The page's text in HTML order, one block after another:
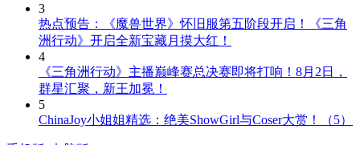
3
热点预告：《魔兽世界》怀旧服第五阶段开启！《三角
洲行动》开启全新宝藏月摸大红！
4
《三角洲行动》主播巅峰赛总决赛即将打响！8月2日，
群星汇聚，新王加冕！
5
ChinaJoy小姐姐精选：绝美ShowGirl与Coser大赏！（5）